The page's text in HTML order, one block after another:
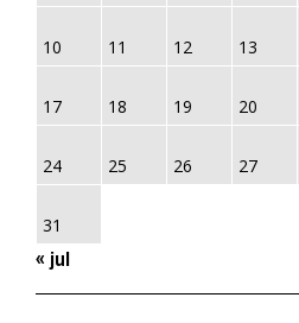
10 11 12 13
17 18 19 20
24 25 26 27
31
« jul